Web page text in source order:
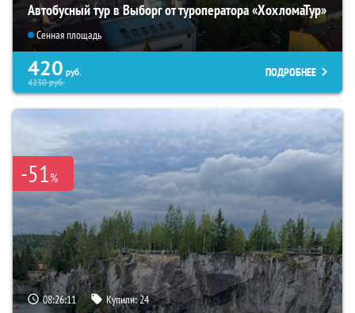
Автобусный тур в Выборг от туроператора «ХохломаТур»
Сенная площадь
420 руб.
4230руб.
ПОДРОБНЕЕ
-51%
08:26:09 Купили:24